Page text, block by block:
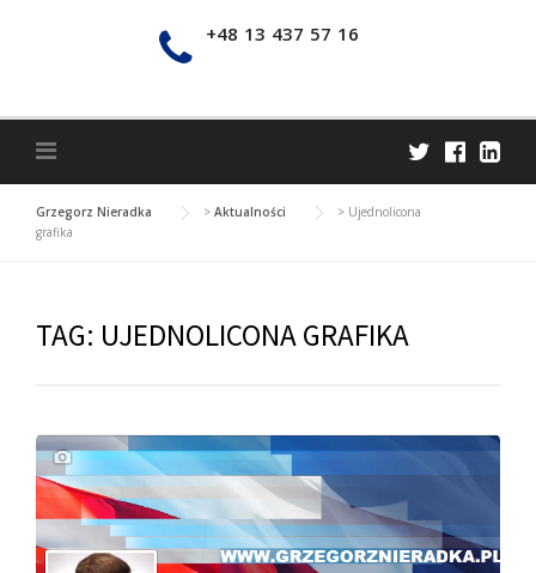
+48 13 437 57 16
Grzegorz Nieradka > Aktualności > Ujednolicona
grafika
TAG: UJEDNOLICONA GRAFIKA